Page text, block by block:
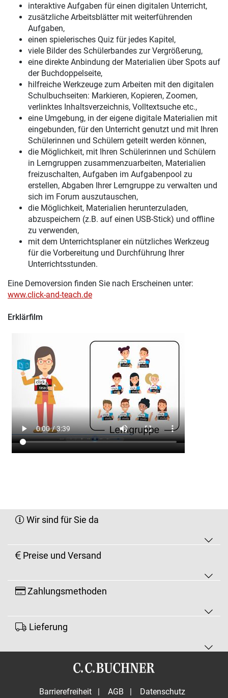
interaktive Aufgaben für einen digitalen Unterricht,
zusätzliche Arbeitsblätter mit weiterführenden
Aufgaben,
einen spielerisches Quiz für jedes Kapitel,
viele Bilder des Schülerbandes zur Vergrößerung,
eine direkte Anbindung der Materialien über Spots auf
der Buchdoppelseite,
hilfreiche Werkzeuge zum Arbeiten mit den digitalen
Schulbuchseiten: Markieren, Kopieren, Zoomen,
verlinktes Inhaltsverzeichnis, Volltextsuche etc.,
eine Umgebung, in der eigene digitale Materialien mit
eingebunden, für den Unterricht genutzt und mit Ihren
Schülerinnen und Schülern geteilt werden können,
die Möglichkeit, mit Ihren Schülerinnen und Schülern
in Lerngruppen zusammenzuarbeiten, Materialien
freizuschalten, Aufgaben im Aufgabenpool zu
erstellen, Abgaben Ihrer Lerngruppe zu verwalten und
sich im Forum auszutauschen,
die Möglichkeit, Materialien herunterzuladen,
abzuspeichern (z.B. auf einen USB-Stick) und offline
zu verwenden,
mit dem Unterrichtsplaner ein nützliches Werkzeug
für die Vorbereitung und Durchführung Ihrer
Unterrichtsstunden.
Eine Demoversion finden Sie nach Erscheinen unter:
www.click-and-teach.de
Erklärfilm
Wir sind für Sie da
Preise und Versand
Zahlungsmethoden
Lieferung
Barrierefreiheit | AGB |
Datenschutz